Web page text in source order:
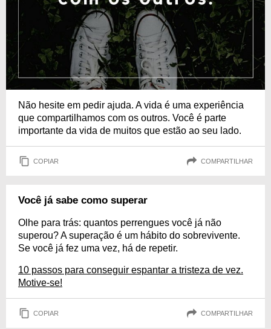
Não hesite em pedir ajuda. A vida é uma experiência
que compartilhamos com os outros. Você é parte
importante da vida de muitos que estão ao seu lado.
COPIAR COMPARTILHAR
Você já sabe como superar
Olhe para trás: quantos perrengues você já não
superou? A superação é um hábito do sobrevivente.
Se você já fez uma vez, há de repetir.
10 passos para conseguir espantar a tristeza de vez.
Motive-se!
COPIAR COMPARTILHAR